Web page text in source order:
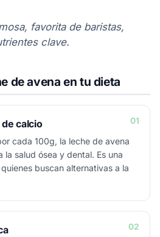
favorita de baristas,
clave.
de avena en tu dieta
01
calcio
cada 100g, la leche de avena
salud ósea y dental. Es una
buscan alternativas a la
02